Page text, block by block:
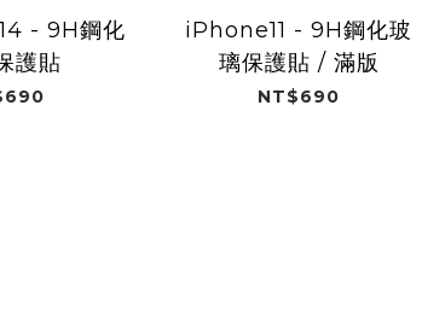
- 9H鋼化
護貼
iPhone11 - 9H鋼化玻
璃保護貼 / 滿版
NT$690